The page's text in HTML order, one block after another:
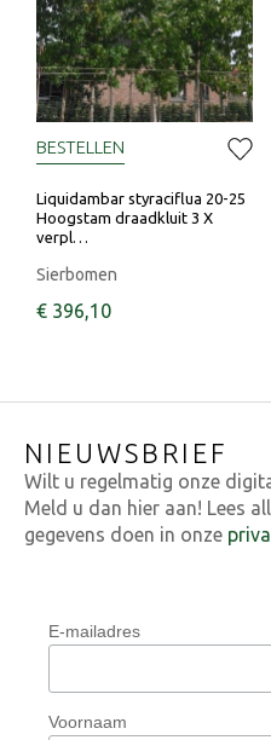
Liquidambar styraciflua 20-25
Hoogstam draadkluit 3 X
verpl…
Sierbomen
€ 396 10
BESTELLEN
NIEUWSBRIEF
Wilt u regelmatig onze
Meld u dan hier aan! Lees
gegevens doen in onze
E-mailadres
Voornaam